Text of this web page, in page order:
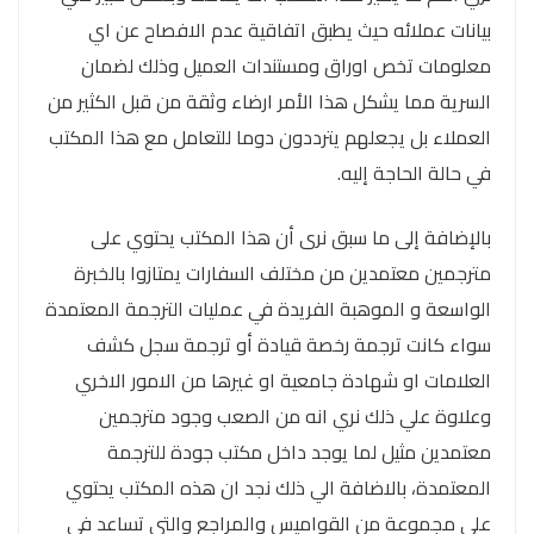
بيانات عملائه حيث يطبق اتفاقية عدم الافصاح عن اي
معلومات تخص اوراق ومستندات العميل وذلك لضمان
السرية مما يشكل هذا الأمر ارضاء وثقة من قبل الكثير من
العملاء بل يجعلهم يترددون دوما للتعامل مع هذا المكتب
في حالة الحاجة إليه.
بالإضافة إلى ما سبق نرى أن هذا المكتب يحتوي على
مترجمين معتمدين من مختلف السفارات يمتازوا بالخبرة
الواسعة و الموهبة الفريدة في عمليات الترجمة المعتمدة
سواء كانت ترجمة رخصة قيادة أو ترجمة سجل كشف
العلامات او شهادة جامعية او غيرها من الامور الاخري
وعلاوة علي ذلك نري انه من الصعب وجود مترجمين
معتمدين مثيل لما يوجد داخل مكتب جودة للترجمة
المعتمدة، بالاضافة الي ذلك نجد ان هذه المكتب يحتوي
علي مجموعة من القواميس والمراجع والتي تساعد في